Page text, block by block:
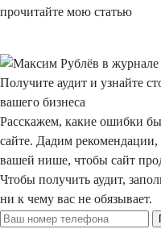
прочитайте мою статью
Получите аудит и узнайте
вашего бизнеса
Расскажем, какие ошибки
сайте. Дадим рекомендации,
вашей нише, чтобы сайт
Чтобы получить аудит,
ни к чему вас не обязывает.